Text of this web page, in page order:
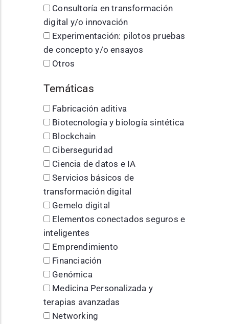
Consultoría en transformación
digital y/o innovación
Experimentación: pilotos pruebas
de concepto y/o ensayos
Otros
Temáticas
Fabricación aditiva
Biotecnología y biología sintética
Blockchain
Ciberseguridad
Ciencia de datos e IA
Servicios básicos de
transformación digital
Gemelo digital
Elementos conectados seguros e
inteligentes
Emprendimiento
Financiación
Genómica
Medicina Personalizada y
terapias avanzadas
Networking